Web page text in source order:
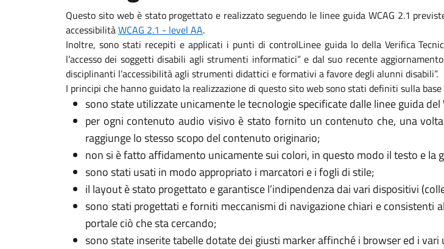
Questo sito web è stato progettato e realizzato seguendo le linee guida WCAG 2.1
accessibilitàWCAG 2.1 - level AA.
Inoltre, sono stati recepiti e applicati i punti di controlLinee guida lo della Verifica
l’accesso dei soggetti disabili agli strumenti informatici” e dal suo recente
disciplinanti l’accessibilità agli strumenti didattici e formativi a favore degli alunni disabili”.
I principi che hanno guidato la realizzazione di questo sito web sono stati definiti sulla
sono state utilizzate unicamente le tecnologie specificate dalle linee guida del
per ogni contenuto audio visivo è stato fornito un contenuto che, una
raggiunge lo stesso scopo del contenuto originario;
non si è fatto affidamento unicamente sui colori, in questo modo il testo e la
sono stati usati in modo appropriato i marcatori e i fogli di stile;
il layout è stato progettato e garantisce l’indipendenza dai vari dispositivi
sono stati progettati e forniti meccanismi di navigazione chiari e consistenti
portale ciò che sta cercando;
sono state inserite tabelle dotate dei giusti marker affinché i browser ed i vari